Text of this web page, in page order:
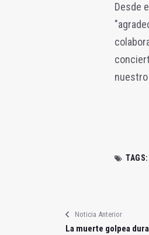
Desde
TAGS:
Noticia Anterior
La muerte golpea